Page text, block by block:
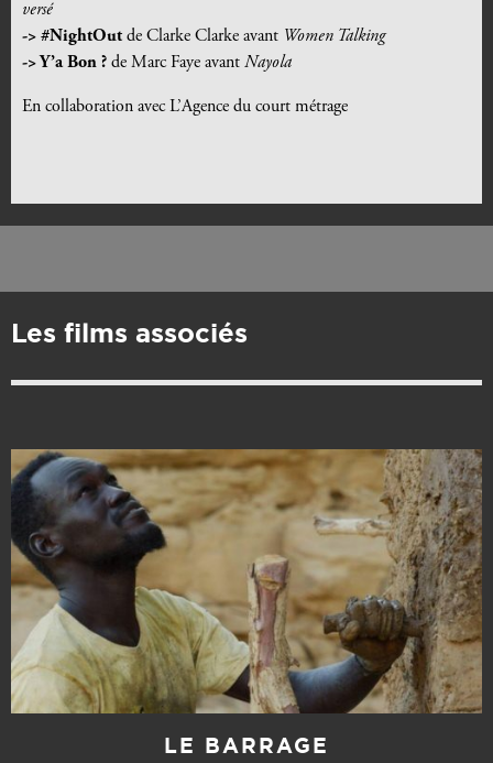
versé
-> #NightOut de Clarke Clarke avant Women Talking
-> Y’a Bon ? de Marc Faye avant Nayola
En collaboration avec L’Agence du court métrage
Les films associés
LE BARRAGE